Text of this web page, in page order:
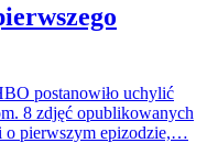
postanowiło uchylić
8 zdjęć opublikowanych
o pierwszym epizodzie,…